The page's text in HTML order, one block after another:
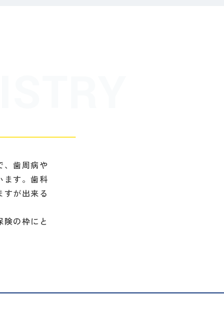
、歯周病や
ます。歯科
が出来る
の枠にと